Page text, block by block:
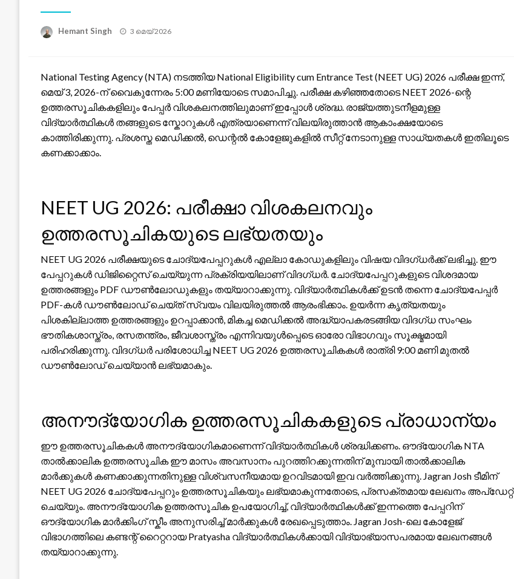
Hemant Singh
Posted
3 മെയ്‌ 2026
National Testing Agency (NTA) നടത്തിയ National Eligibility cum Entrance Test (NEET UG) 2026 പരീക്ഷ ഇന്ന്,
മെയ് 3, 2026-ന് വൈകുന്നേരം 5:00 മണിയോടെ സമാപിച്ചു. പരീക്ഷ കഴിഞ്ഞതോടെ NEET 2026-ന്റെ
ഉത്തരസൂചികകളിലും പേപ്പർ വിശകലനത്തിലുമാണ് ഇപ്പോൾ ശ്രദ്ധ. രാജ്യത്തുടനീളമുള്ള
വിദ്യാർത്ഥികൾ തങ്ങളുടെ സ്കോറുകൾ എത്രയാണെന്ന് വിലയിരുത്താൻ ആകാംക്ഷയോടെ
കാത്തിരിക്കുന്നു. പ്രശസ്ത മെഡിക്കൽ, ഡെന്റൽ കോളേജുകളിൽ സീറ്റ് നേടാനുള്ള സാധ്യതകൾ ഇതിലൂടെ
കണക്കാക്കാം.
NEET UG 2026: പരീക്ഷാ വിശകലനവും
ഉത്തരസൂചികയുടെ ലഭ്യതയും
NEET UG 2026 പരീക്ഷയുടെ ചോദ്യപേപ്പറുകൾ എല്ലാ കോഡുകളിലും വിഷയ വിദഗ്ധർക്ക് ലഭിച്ചു. ഈ
പേപ്പറുകൾ ഡിജിറ്റൈസ് ചെയ്യുന്ന പ്രക്രിയയിലാണ് വിദഗ്ധർ. ചോദ്യപേപ്പറുകളുടെ വിശദമായ
ഉത്തരങ്ങളും PDF ഡൗൺലോഡുകളും തയ്യാറാക്കുന്നു. വിദ്യാർത്ഥികൾക്ക് ഉടൻ തന്നെ ചോദ്യപേപ്പർ
PDF-കൾ ഡൗൺലോഡ് ചെയ്ത് സ്വയം വിലയിരുത്തൽ ആരംഭിക്കാം. ഉയർന്ന കൃത്യതയും
പിശകില്ലാത്ത ഉത്തരങ്ങളും ഉറപ്പാക്കാൻ, മികച്ച മെഡിക്കൽ അദ്ധ്യാപകരടങ്ങിയ വിദഗ്ധ സംഘം
ഭൗതികശാസ്ത്രം, രസതന്ത്രം, ജീവശാസ്ത്രം എന്നിവയുൾപ്പെടെ ഓരോ വിഭാഗവും സൂക്ഷ്മമായി
പരിഹരിക്കുന്നു. വിദഗ്ധർ പരിശോധിച്ച NEET UG 2026 ഉത്തരസൂചികകൾ രാത്രി 9:00 മണി മുതൽ
ഡൗൺലോഡ് ചെയ്യാൻ ലഭ്യമാകും.
അനൗദ്യോഗിക ഉത്തരസൂചികകളുടെ പ്രാധാന്യം
ഈ ഉത്തരസൂചികകൾ അനൗദ്യോഗികമാണെന്ന് വിദ്യാർത്ഥികൾ ശ്രദ്ധിക്കണം. ഔദ്യോഗിക NTA
താൽക്കാലിക ഉത്തരസൂചിക ഈ മാസം അവസാനം പുറത്തിറക്കുന്നതിന് മുമ്പായി താൽക്കാലിക
മാർക്കുകൾ കണക്കാക്കുന്നതിനുള്ള വിശ്വസനീയമായ ഉറവിടമായി ഇവ വർത്തിക്കുന്നു. Jagran Josh ടീമിന്
NEET UG 2026 ചോദ്യപേപ്പറും ഉത്തരസൂചികയും ലഭ്യമാകുന്നതോടെ, പ്രസക്തമായ ലേഖനം അപ്ഡേറ്റ്
ചെയ്യും. അനൗദ്യോഗിക ഉത്തരസൂചിക ഉപയോഗിച്ച്, വിദ്യാർത്ഥികൾക്ക് ഇന്നത്തെ പേപ്പറിന്
ഔദ്യോഗിക മാർക്കിംഗ് സ്കീം അനുസരിച്ച് മാർക്കുകൾ രേഖപ്പെടുത്താം. Jagran Josh-ലെ കോളേജ്
വിഭാഗത്തിലെ കണ്ടന്റ് റൈറ്ററായ Pratyasha വിദ്യാർത്ഥികൾക്കായി വിദ്യാഭ്യാസപരമായ ലേഖനങ്ങൾ
തയ്യാറാക്കുന്നു.